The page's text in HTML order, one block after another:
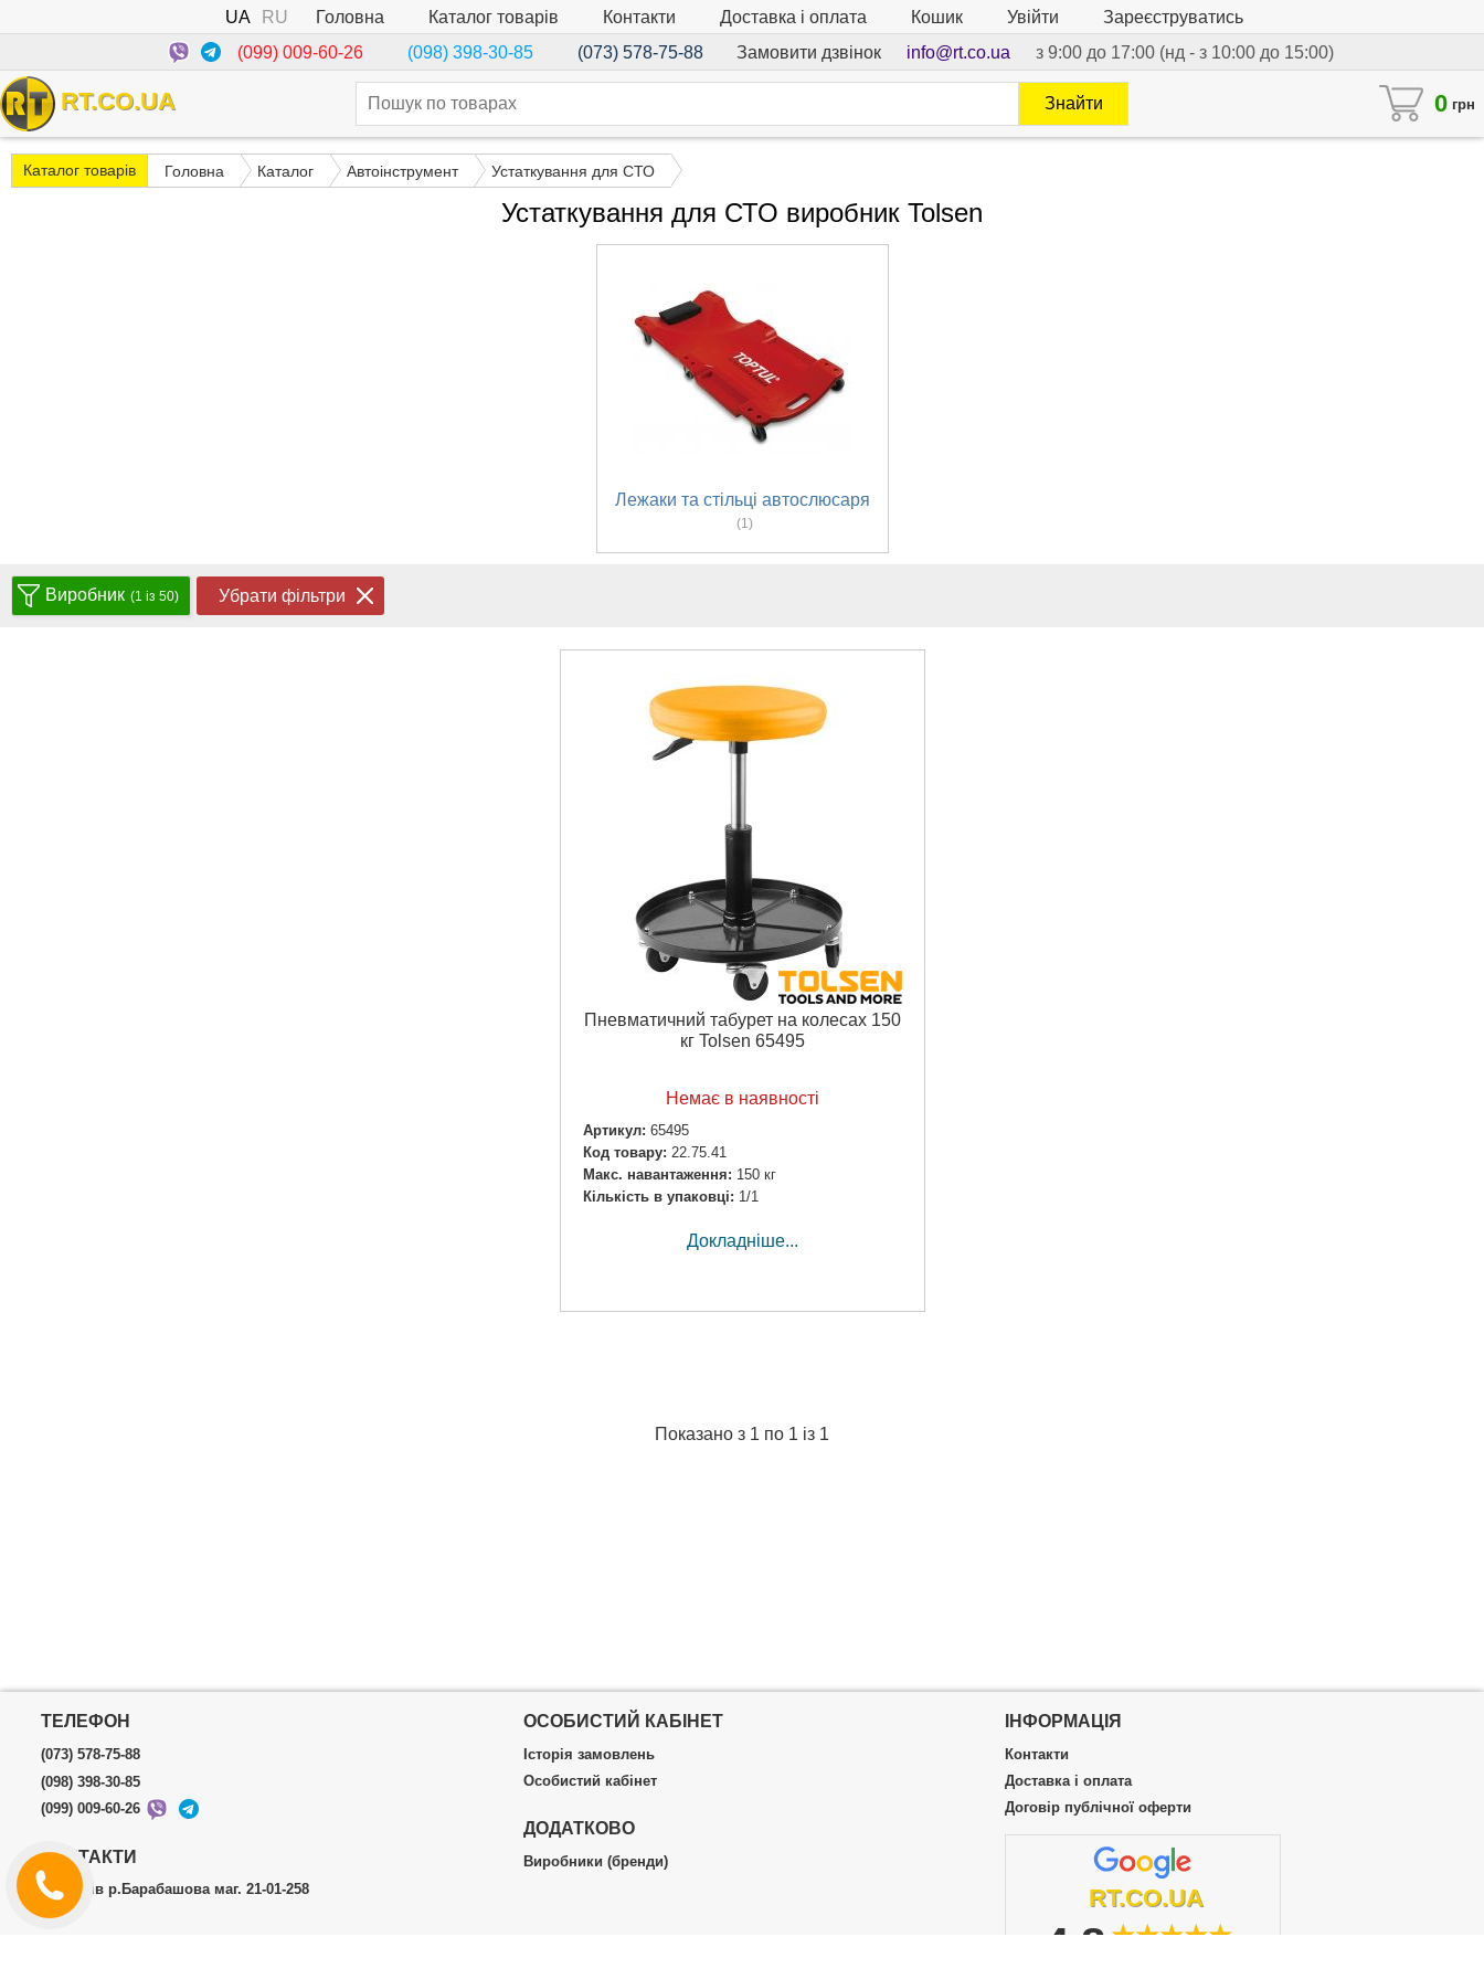
UA RU Головна Каталог товарів Контакти Доставка і оплата Кошик Увійти
Зареєструватись
(099) 009-60-26
(098) 398-30-85 (073) 578-75-88 Замовити дзвінок info@rt.co.ua з 9:00 до 17:00 (нд - з 10:00 до 15:00)
RT.CO.UA 0 грн
Знайти
Каталог товарів Головна Каталог Автоінструмент Устаткування для СТО
Устаткування для СТО виробник Tolsen
Лежаки та стільці автослюсаря
(1)
Виробник (1 із 50) Убрати фільтри
Пневматичний табурет на колесах 150
кг Tolsen 65495
Немає в наявності
Артикул: 65495
Код товару: 22.75.41
Макс. навантаження: 150 кг
Кількість в упаковці: 1/1
Докладніше...
Показано з 1 по 1 із 1
ТЕЛЕФОН
(073) 578-75-88
(098) 398-30-85
(099) 009-60-26
КОНТАКТИ
м.Харків р.Барабашова маг. 21-01-258
ОСОБИСТИЙ КАБІНЕТ
Історія замовлень
Особистий кабінет
ДОДАТКОВО
Виробники (бренди)
ІНФОРМАЦІЯ
Контакти
Доставка і оплата
Договір публічної оферти
RT.CO.UA
4.8 ★★★★★